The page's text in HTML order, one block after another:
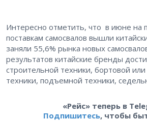
Интересно отметить, что в июне на
поставкам самосвалов вышли
заняли 55,6% рынка новых
результатов китайские бренды
строительной техники, бортовой
техники, подъемной техники,
«Рейс» теперь в
Подпишитесь, чтобы